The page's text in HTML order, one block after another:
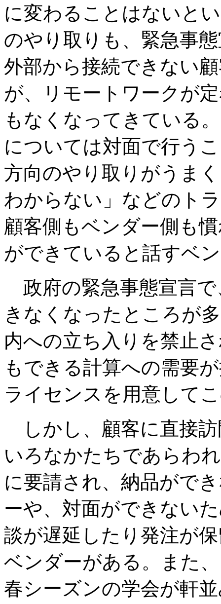
に変わることはないと
のやり取りも、緊急事
外部から接続できない
が、リモートワークが
もなくなってきている
については対面で行う
方向のやり取りがうま
わからない」などのト
顧客側もベンダー側も
ができていると話すベ
政府の緊急事態宣言で
きなくなったところが
内への立ち入りを禁止
もできる計算への需要
ライセンスを用意して
しかし、顧客に直接
いろなかたちであらわ
に要請され、納品がで
ーや、対面ができない
談が遅延したり発注が
ベンダーがある。また
春シーズンの学会が軒